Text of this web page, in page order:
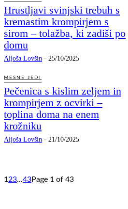
Hrustljavi svinjski trebuh s
kremastim krompirjem s
sirom – tolažba, ki zadiši po
domu
Aljoša Lovšin - 25/10/2025
MESNE JEDI
Pečenica s kislim zeljem in
krompirjem z ocvirki –
toplina doma na enem
krožniku
Aljoša Lovšin - 21/10/2025
123...43Page 1 of 43